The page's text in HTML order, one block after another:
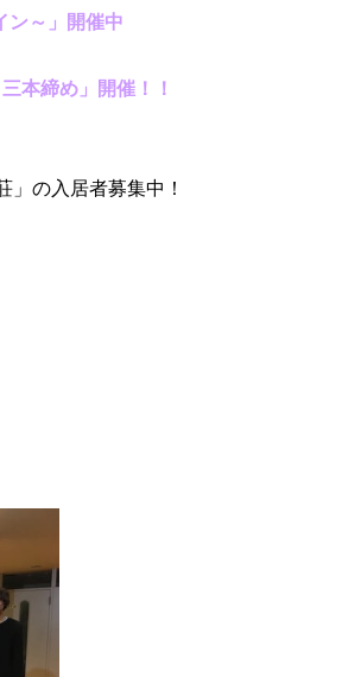
ン～」開催中
本締め」開催！！
の入居者募集中！